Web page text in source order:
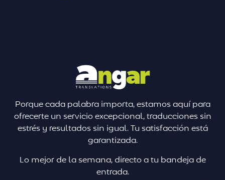
Porque cada palabra importa, estamos aquí para
ofrecerte un servicio excepcional, traducciones sin
estrés y resultados sin igual. Tu satisfacción está
garantizada.
Lo mejor de la semana, directo a tu bandeja de
entrada.